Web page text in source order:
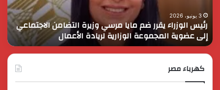
التضامن
الاجتماعي
إلى
عضوية
المجموعة
الوزارية
3 يونيو، 2026
رئيس الوزراء يقرر ضم مايا مرسي وزيرة التضامن الاجتماعي
إلى عضوية المجموعة الوزارية لريادة الأعمال
في
كهرباء مصر